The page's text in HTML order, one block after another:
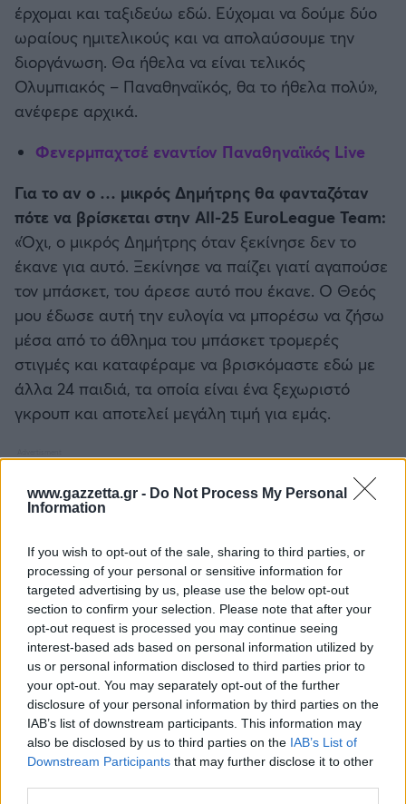
www.gazzetta.gr - Do Not Process My Personal
Information
If you wish to opt-out of the sale, sharing to third parties, or
processing of your personal or sensitive information for
targeted advertising by us, please use the below opt-out
section to confirm your selection. Please note that after your
opt-out request is processed you may continue seeing
interest-based ads based on personal information utilized by
us or personal information disclosed to third parties prior to
your opt-out. You may separately opt-out of the further
disclosure of your personal information by third parties on the
IAB’s list of downstream participants. This information may
also be disclosed by us to third parties on the IAB’s List of
Downstream Participants that may further disclose it to other
έρχομαι και ταξιδεύω εδώ. Εύχομαι να δούμε δύο
ωραίους ημιτελικούς και να απολαύσουμε την
διοργάνωση. Θα ήθελα να είναι τελικός
Ολυμπιακός – Παναθηναϊκός, θα το ήθελα πολύ»,
ανέφερε αρχικά.
Φενερμπαχτσέ εναντίον Παναθηναϊκός Live
Για το αν ο … μικρός Δημήτρης θα φανταζόταν
πότε να βρίσκεται στην All-25 EuroLeague Team:
«Όχι, ο μικρός Δημήτρης όταν ξεκίνησε δεν το
έκανε για αυτό. Ξεκίνησε να παίζει γιατί αγαπούσε
τον μπάσκετ, του άρεσε αυτό που έκανε. Ο Θεός
μου έδωσε αυτή την ευλογία να μπορέσω να ζήσω
μέσα από το άθλημα του μπάσκετ τρομερές
στιγμές και καταφέραμε να βρισκόμαστε εδώ με
άλλα 24 παιδιά, τα οποία είναι ένα ξεχωριστό
γκρουπ και αποτελεί μεγάλη τιμή για εμάς.